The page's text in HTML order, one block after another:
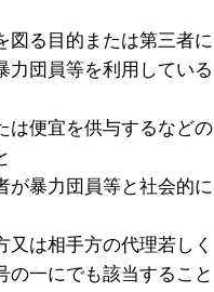
る目的または第三者に
力団員等を利用している
便宜を供与するなどの
暴力団員等と社会的に
は相手方の代理若しく
の一にでも該当すること